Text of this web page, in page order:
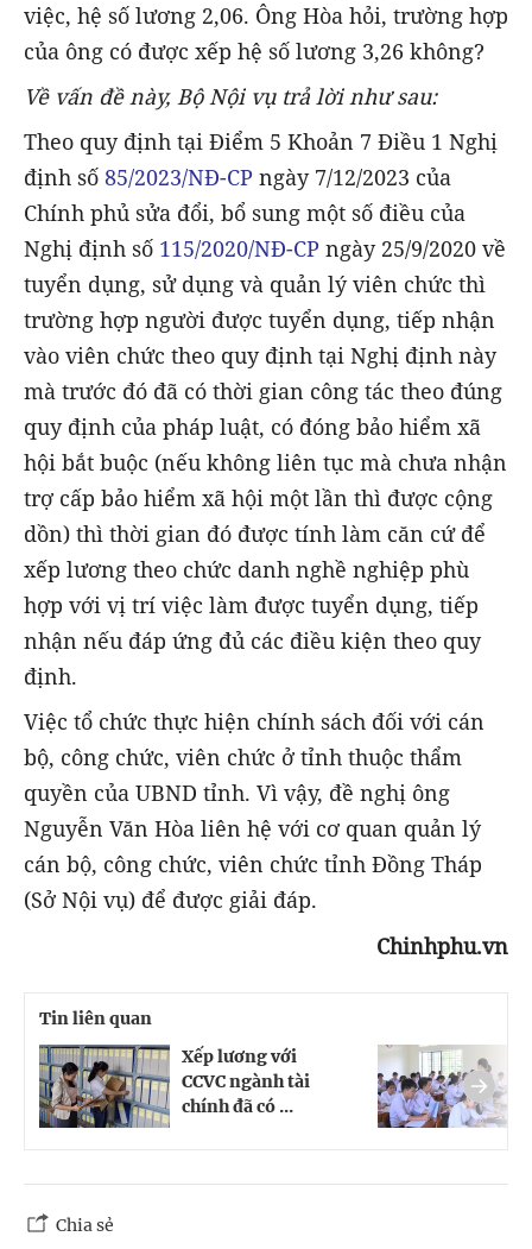
việc, hệ số lương 2,06. Ông Hòa hỏi, trường hợp
của ông có được xếp hệ số lương 3,26 không?
Về vấn đề này, Bộ Nội vụ trả lời như sau:
Theo quy định tại Điểm 5 Khoản 7 Điều 1 Nghị
định số 85/2023/NĐ-CP ngày 7/12/2023 của
Chính phủ sửa đổi, bổ sung một số điều của
Nghị định số 115/2020/NĐ-CP ngày 25/9/2020 về
tuyển dụng, sử dụng và quản lý viên chức thì
trường hợp người được tuyển dụng, tiếp nhận
vào viên chức theo quy định tại Nghị định này
mà trước đó đã có thời gian công tác theo đúng
quy định của pháp luật, có đóng bảo hiểm xã
hội bắt buộc (nếu không liên tục mà chưa nhận
trợ cấp bảo hiểm xã hội một lần thì được cộng
dồn) thì thời gian đó được tính làm căn cứ để
xếp lương theo chức danh nghề nghiệp phù
hợp với vị trí việc làm được tuyển dụng, tiếp
nhận nếu đáp ứng đủ các điều kiện theo quy
định.
Việc tổ chức thực hiện chính sách đối với cán
bộ, công chức, viên chức ở tỉnh thuộc thẩm
quyền của UBND tỉnh. Vì vậy, đề nghị ông
Nguyễn Văn Hòa liên hệ với cơ quan quản lý
cán bộ, công chức, viên chức tỉnh Đồng Tháp
(Sở Nội vụ) để được giải đáp.
Chinhphu.vn
Tin liên quan
Xếp lương với
CCVC ngành tài
chính đã có ...
Chia sẻ